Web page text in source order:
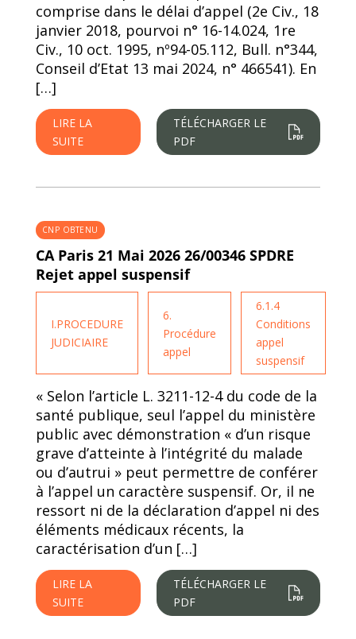
comprise dans le délai d’appel (2e Civ., 18
janvier 2018, pourvoi n° 16-14.024, 1re
Civ., 10 oct. 1995, nº94-05.112, Bull. n°344,
Conseil d’Etat 13 mai 2024, n° 466541). En
[…]
LIRE LA
SUITE
TÉLÉCHARGER LE
PDF
CNP OBTENU
CA Paris 21 Mai 2026 26/00346 SPDRE
Rejet appel suspensif
I.PROCEDURE
JUDICIAIRE
6.
Procédure
appel
6.1.4
Conditions
appel
suspensif
« Selon l’article L. 3211-12-4 du code de la
santé publique, seul l’appel du ministère
public avec démonstration « d’un risque
grave d’atteinte à l’intégrité du malade
ou d’autrui » peut permettre de conférer
à l’appel un caractère suspensif. Or, il ne
ressort ni de la déclaration d’appel ni des
éléments médicaux récents, la
caractérisation d’un […]
LIRE LA
SUITE
TÉLÉCHARGER LE
PDF